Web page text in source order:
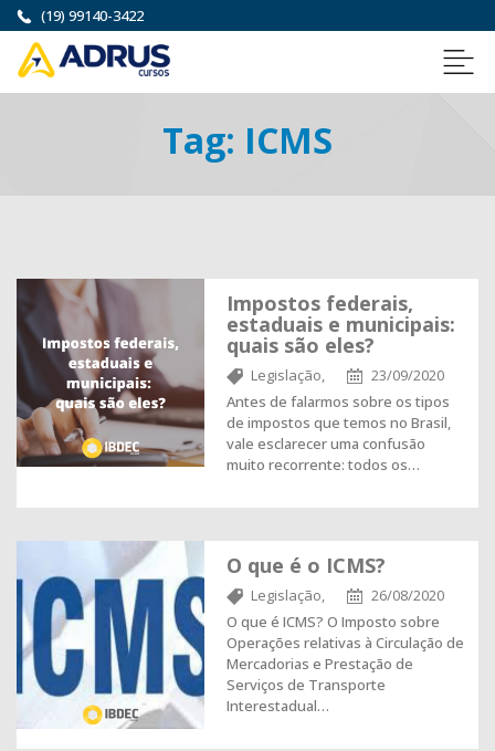
(19) 99140-3422
Tag: ICMS
Impostos federais,
estaduais e municipais:
quais são eles?
Legislação,
23/09/2020
Antes de falarmos sobre os tipos
de impostos que temos no Brasil,
vale esclarecer uma confusão
muito recorrente: todos os…
O que é o ICMS?
Legislação,
26/08/2020
O que é ICMS? O Imposto sobre
Operações relativas à Circulação de
Mercadorias e Prestação de
Serviços de Transporte
Interestadual…